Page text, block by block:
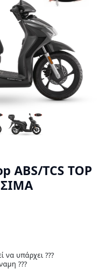
ABS/TCS TOP
να υπάρχει ???
???